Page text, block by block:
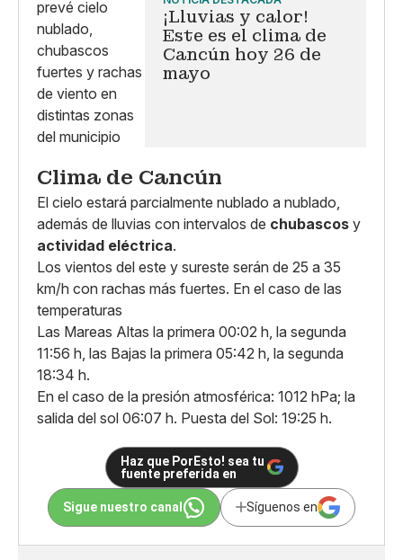
¡Lluvias y calor!
Este es el clima de
Cancún hoy 26 de
mayo
Clima de Cancún
El cielo estará parcialmente nublado a nublado,
además de lluvias con intervalos de chubascos y
actividad eléctrica.
Los vientos del este y sureste serán de 25 a 35
km/h con rachas más fuertes. En el caso de las
temperaturas
Las Mareas Altas la primera 00:02 h, la segunda
11:56 h, las Bajas la primera 05:42 h, la segunda
18:34 h.
En el caso de la presión atmosférica: 1012 hPa; la
salida del sol 06:07 h. Puesta del Sol: 19:25 h.
Haz que PorEsto! sea tu
fuente preferida en
Sigue nuestro canal Síguenos en